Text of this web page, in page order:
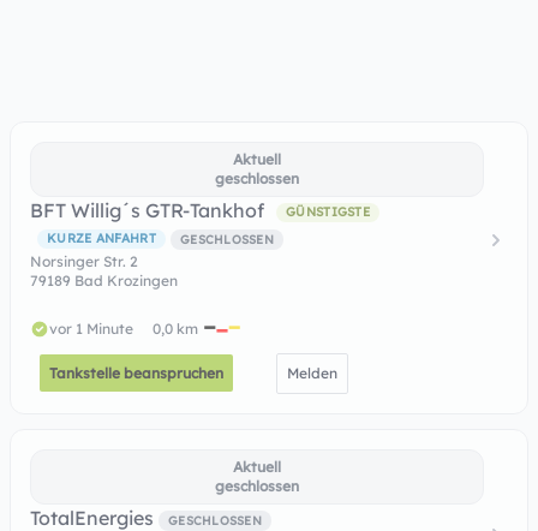
Aktuell
geschlossen
BFT Willig´s GTR-Tankhof
GÜNSTIGSTE
KURZE ANFAHRT
GESCHLOSSEN
Norsinger Str. 2
79189 Bad Krozingen
vor 1 Minute 0,0 km
Tankstelle beanspruchen Melden
Aktuell
geschlossen
TotalEnergies GESCHLOSSEN